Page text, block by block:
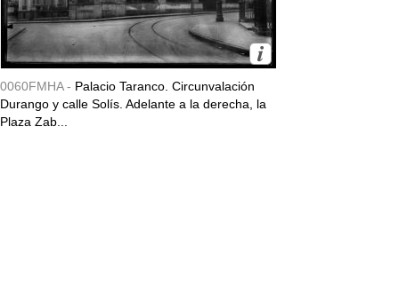
0060FMHA - Palacio Taranco. Circunvalación
Durango y calle Solís. Adelante a la derecha, la
Plaza Zab...